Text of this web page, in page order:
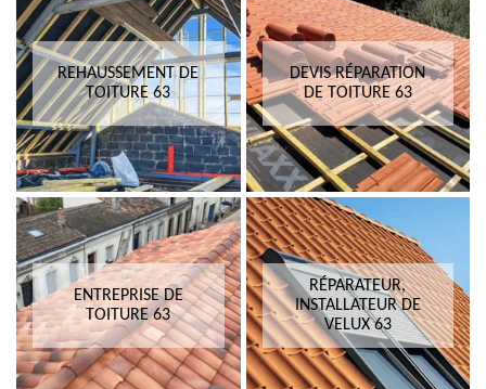
REHAUSSEMENT DE
TOITURE 63
DEVIS RÉPARATION
DE TOITURE 63
ENTREPRISE DE
TOITURE 63
RÉPARATEUR,
INSTALLATEUR DE
VELUX 63